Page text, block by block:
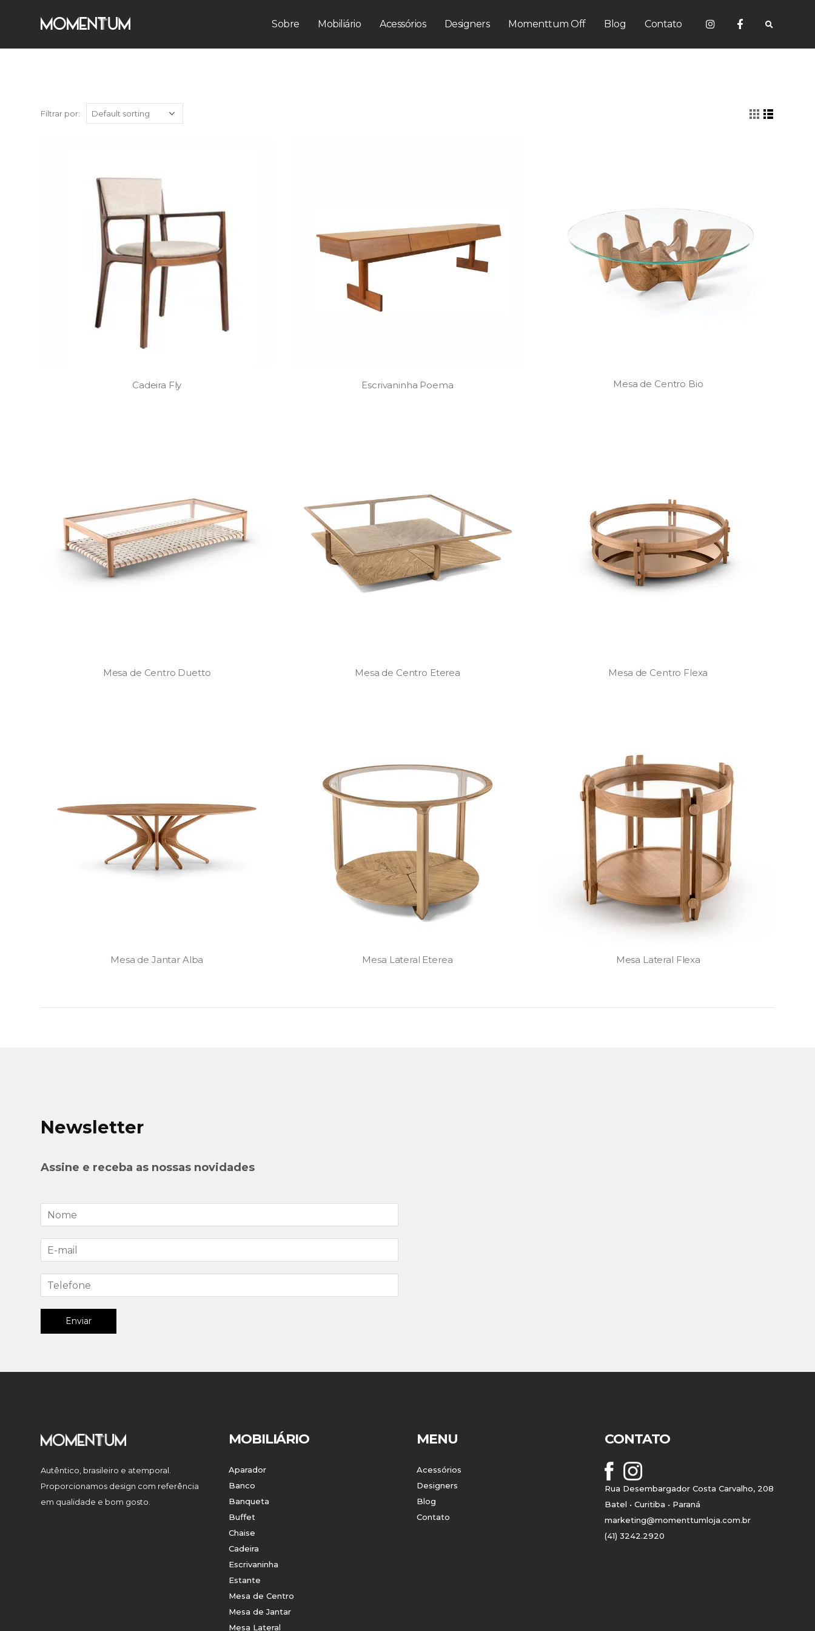
Sobre Mobiliário Acessórios Designers Momenttum Off Blog Contato
Filtrar por:
Cadeira Fly Escrivaninha Poema Mesa de Centro Bio
Mesa de Centro Duetto Mesa de Centro Eterea Mesa de Centro Flexa
Mesa de Jantar Alba Mesa Lateral Eterea Mesa Lateral Flexa
Newsletter
Assine e receba as nossas novidades
Enviar
Autêntico, brasileiro e atemporal.
Proporcionamos design com referência
em qualidade e bom gosto.
MOBILIÁRIO
Aparador
Banco
Banqueta
Buffet
Chaise
Cadeira
Escrivaninha
Estante
Mesa de Centro
Mesa de Jantar
Mesa Lateral
MENU
Acessórios
Designers
Blog
Contato
CONTATO
Rua Desembargador Costa Carvalho, 208
Batel • Curitiba • Paraná
marketing@momenttumloja.com.br
(41) 3242.2920